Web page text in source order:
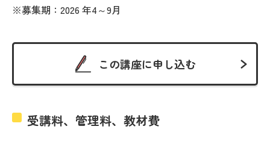
※募集期：2026 年4～9月
この講座に申し込む
受講料、管理料、教材費